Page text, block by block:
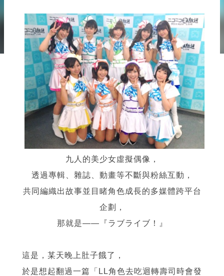
九人的美少女虛擬偶像，
透過專輯、雜誌、動畫等不斷與粉絲互動，
共同編織出故事並目睹角色成長的多媒體跨平台
企劃，
那就是——『ラブライブ！』
這是，某天晚上肚子餓了，
於是想起翻過一篇「LL角色去吃迴轉壽司時會發